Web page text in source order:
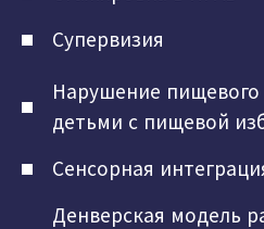
Супервизия
Нарушение пищевого
детьми с пищевой
Сенсорная
Денверская модель